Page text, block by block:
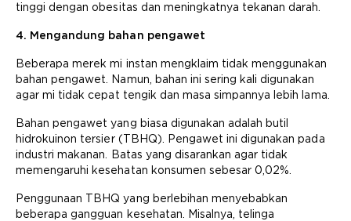
tinggi dengan obesitas dan meningkatnya tekanan darah.
4. Mengandung bahan pengawet
Beberapa merek mi instan mengklaim tidak menggunakan
bahan pengawet. Namun, bahan ini sering kali digunakan
agar mi tidak cepat tengik dan masa simpannya lebih lama.
Bahan pengawet yang biasa digunakan adalah butil
hidrokuinon tersier (TBHQ). Pengawet ini digunakan pada
industri makanan. Batas yang disarankan agar tidak
memengaruhi kesehatan konsumen sebesar 0,02%.
Penggunaan TBHQ yang berlebihan menyebabkan
beberapa gangguan kesehatan. Misalnya, telinga